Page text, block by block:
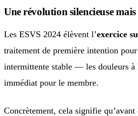
Une révolution silencieuse mais
Les ESVS 2024 élèvent l’exercice
traitement de première intention
intermittente stable — les douleurs à
immédiat pour le membre.
Concrètement, cela signifie qu’avant